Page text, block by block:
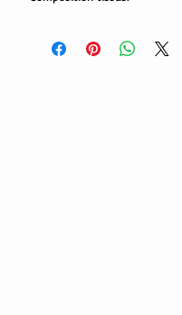
95% coton, 5% élasthanne